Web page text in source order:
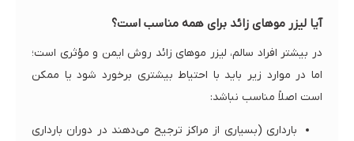
آیا لیزر موهای زائد برای همه مناسب است؟
در بیشتر افراد سالم، لیزر موهای زائد روش ایمن و مؤثری است؛
اما در موارد زیر باید با احتیاط بیشتری برخورد شود یا ممکن
است اصلاً مناسب نباشد:
بارداری (بسیاری از مراکز ترجیح می‌دهند در دوران بارداری